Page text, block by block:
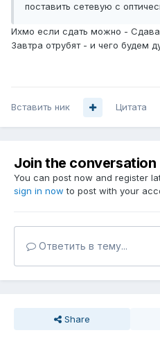
поставить сетевую с
Ихмо если сдать можно -
Завтра отрубят - и чего будем
Вставить ник Цитата
Join the conversation
You can post now and register
sign in now to post with your
Ответить в тему...
Share